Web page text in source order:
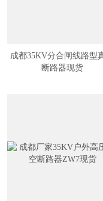
成都35KV分合闸线路型
断路器现货